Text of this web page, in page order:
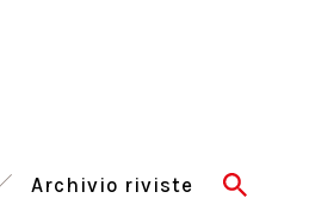
Archivio riviste